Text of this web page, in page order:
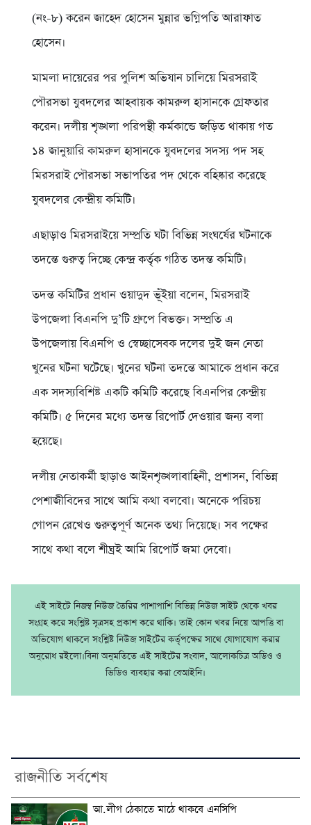
(নং-৮) করেন জাহেদ হোসেন মুন্নার ভগ্নিপতি আরাফাত
হোসেন।
মামলা দায়েরের পর পুলিশ অভিযান চালিয়ে মিরসরাই
পৌরসভা যুবদলের আহবায়ক কামরুল হাসানকে গ্রেফতার
করেন। দলীয় শৃঙ্খলা পরিপন্থী কর্মকান্ডে জড়িত থাকায় গত
১৪ জানুয়ারি কামরুল হাসানকে যুবদলের সদস্য পদ সহ
মিরসরাই পৌরসভা সভাপতির পদ থেকে বহিষ্কার করেছে
যুবদলের কেন্দ্রীয় কমিটি।
এছাড়াও মিরসরাইয়ে সম্প্রতি ঘটা বিভিন্ন সংঘর্ষের ঘটনাকে
তদন্তে গুরুত্ব দিচ্ছে কেন্দ্র কর্তৃক গঠিত তদন্ত কমিটি।
তদন্ত কমিটির প্রধান ওয়াদুদ ভূঁইয়া বলেন, মিরসরাই
উপজেলা বিএনপি দু’টি গ্রুপে বিভক্ত। সম্প্রতি এ
উপজেলায় বিএনপি ও স্বেচ্ছাসেবক দলের দুই জন নেতা
খুনের ঘটনা ঘটেছে। খুনের ঘটনা তদন্তে আমাকে প্রধান করে
এক সদস্যবিশিষ্ট একটি কমিটি করেছে বিএনপির কেন্দ্রীয়
কমিটি। ৫ দিনের মধ্যে তদন্ত রিপোর্ট দেওয়ার জন্য বলা
হয়েছে।
দলীয় নেতাকর্মী ছাড়াও আইনশৃঙ্খলাবাহিনী, প্রশাসন, বিভিন্ন
পেশাজীবিদের সাথে আমি কথা বলবো। অনেকে পরিচয়
গোপন রেখেও গুরুত্বপূর্ণ অনেক তথ্য দিয়েছে। সব পক্ষের
সাথে কথা বলে শীঘ্রই আমি রিপোর্ট জমা দেবো।
এই সাইটে নিজম্ব নিউজ তৈরির পাশাপাশি বিভিন্ন নিউজ সাইট থেকে খবর
সংগ্রহ করে সংশ্লিষ্ট সূত্রসহ প্রকাশ করে থাকি। তাই কোন খবর নিয়ে আপত্তি বা
অভিযোগ থাকলে সংশ্লিষ্ট নিউজ সাইটের কর্তৃপক্ষের সাথে যোগাযোগ করার
অনুরোধ রইলো।বিনা অনুমতিতে এই সাইটের সংবাদ, আলোকচিত্র অডিও ও
ভিডিও ব্যবহার করা বেআইনি।
রাজনীতি সর্বশেষ
আ.লীগ ঠেকাতে মাঠে থাকবে এনসিপি